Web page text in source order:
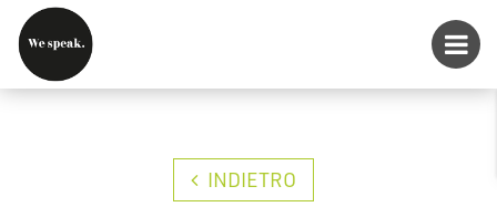
INDIETRO